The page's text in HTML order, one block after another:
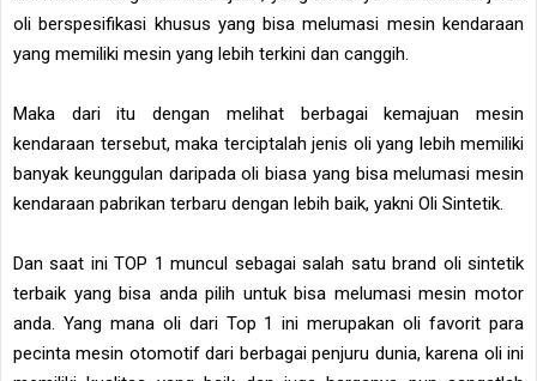
oli berspesifikasi khusus yang bisa melumasi mesin kendaraan
yang memiliki mesin yang lebih terkini dan canggih.
Maka dari itu dengan melihat berbagai kemajuan mesin
kendaraan tersebut, maka terciptalah jenis oli yang lebih memiliki
banyak keunggulan daripada oli biasa yang bisa melumasi mesin
kendaraan pabrikan terbaru dengan lebih baik, yakni Oli Sintetik.
Dan saat ini TOP 1 muncul sebagai salah satu brand oli sintetik
terbaik yang bisa anda pilih untuk bisa melumasi mesin motor
anda. Yang mana oli dari Top 1 ini merupakan oli favorit para
pecinta mesin otomotif dari berbagai penjuru dunia, karena oli ini